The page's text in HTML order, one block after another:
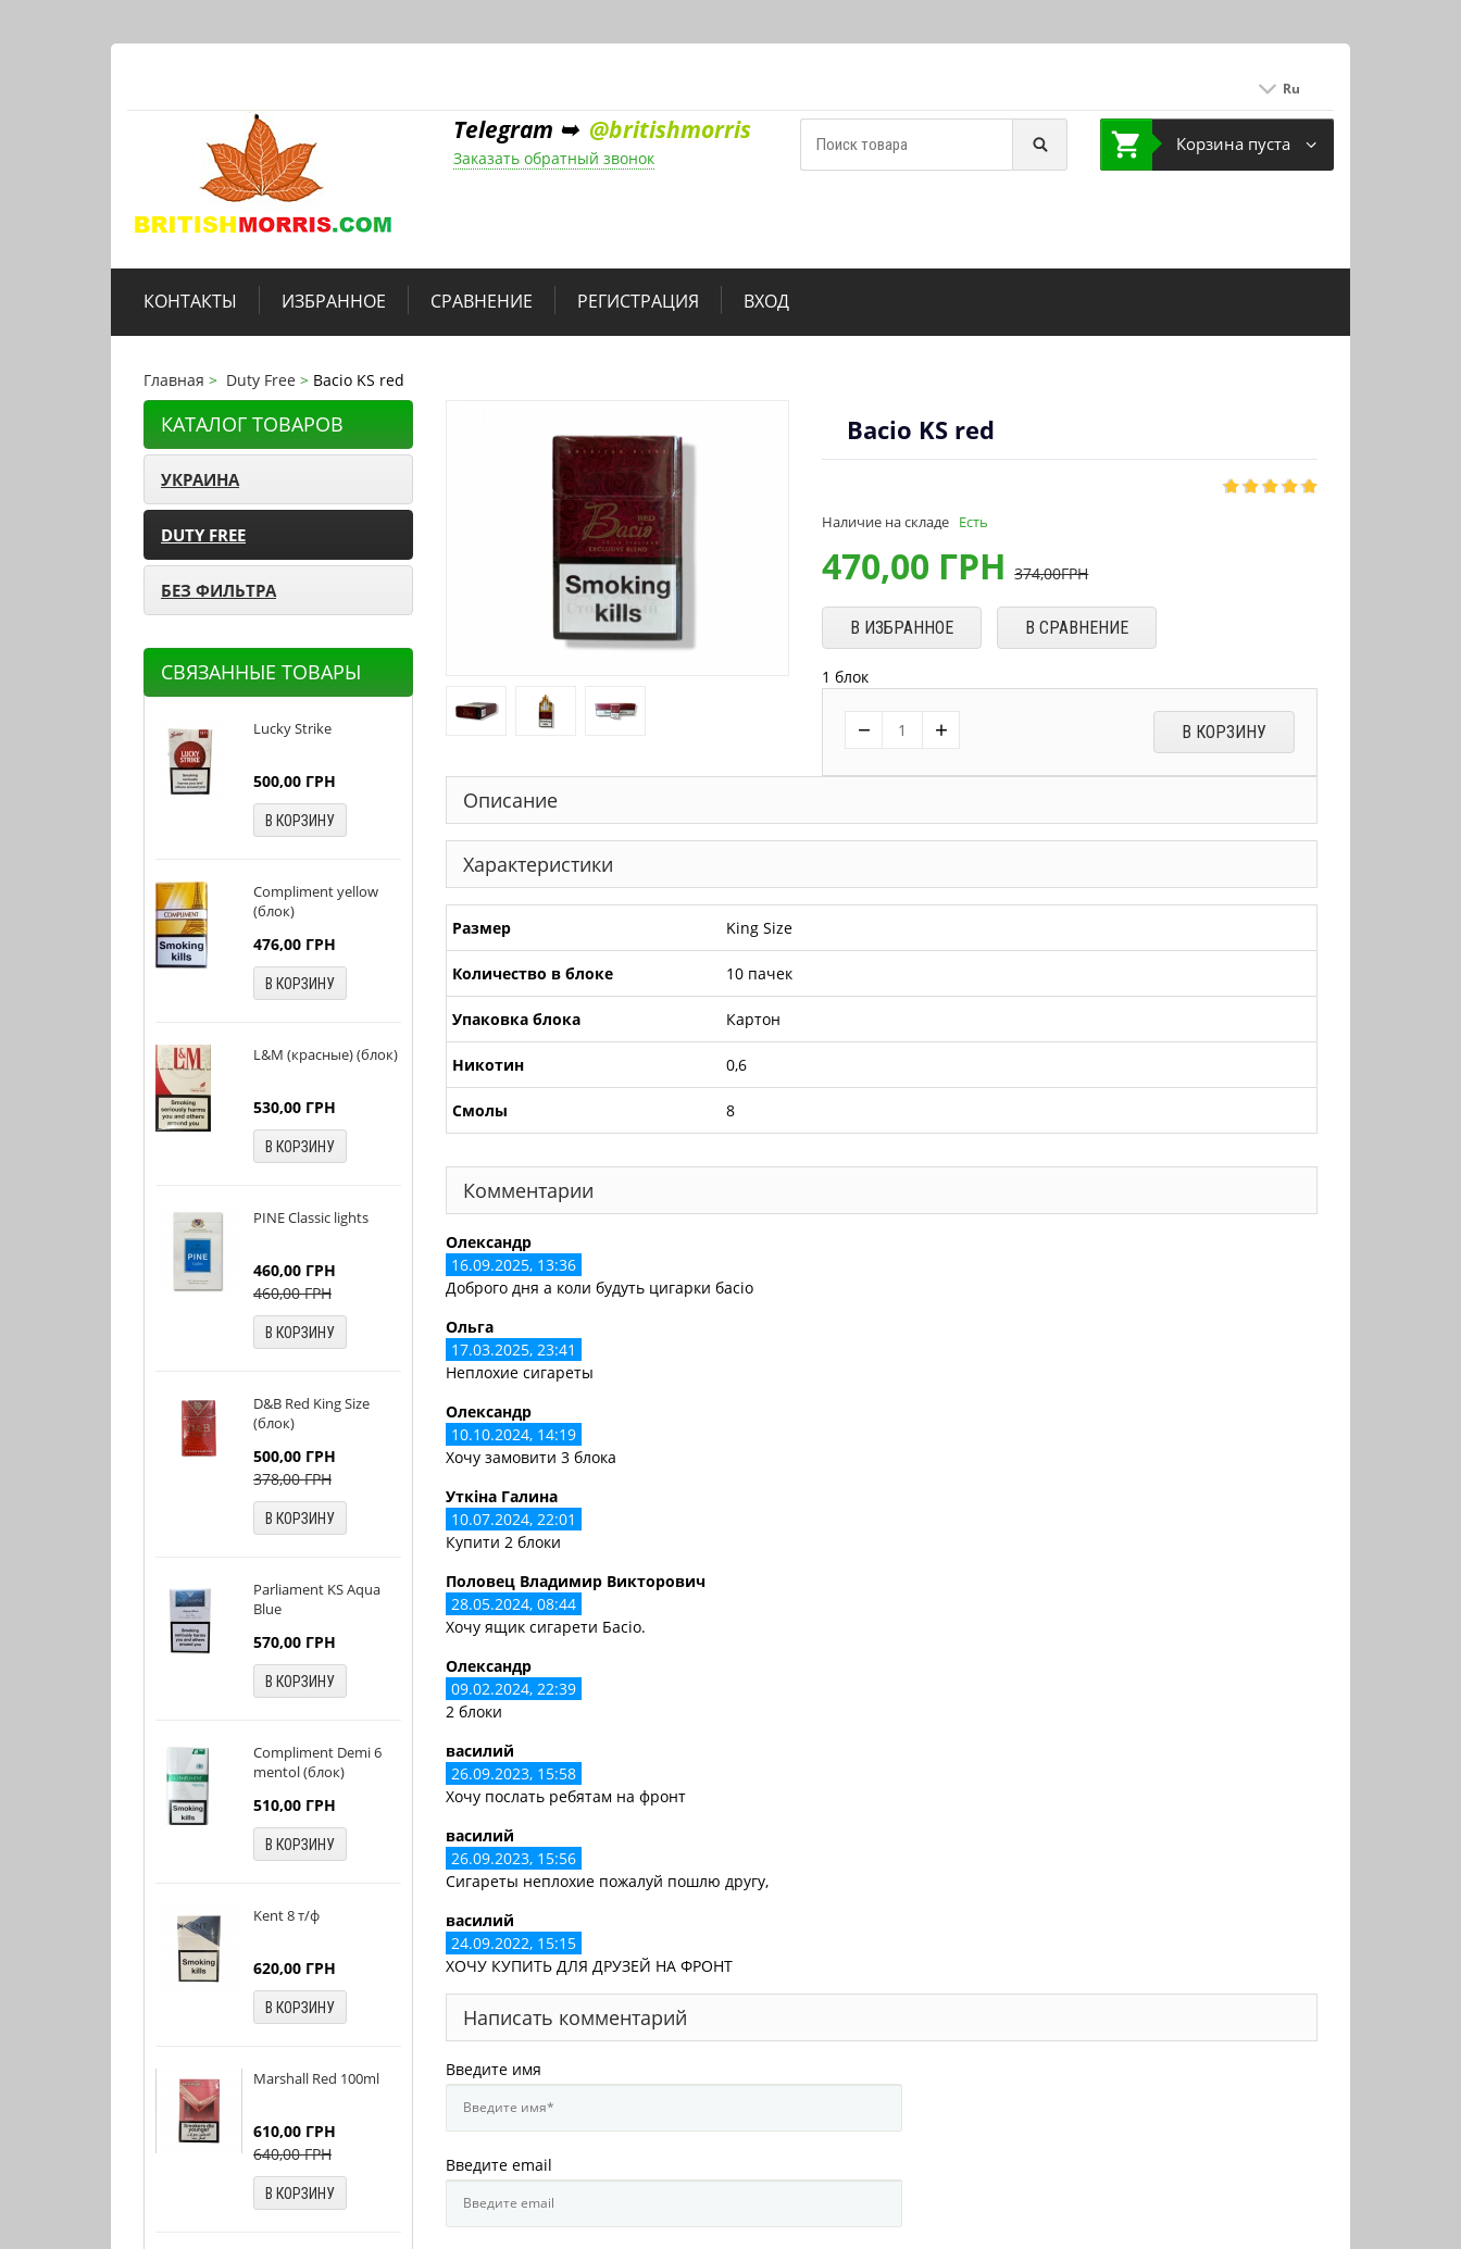
Ru
Telegram ➥ @britishmorris
Заказать обратный звонок
Корзина пуста
КОНТАКТЫ ИЗБРАННОЕ СРАВНЕНИЕ РЕГИСТРАЦИЯ ВХОД
Главная Duty Free Bacio KS red
КАТАЛОГ ТОВАРОВ
УКРАИНА
DUTY FREE
БЕЗ ФИЛЬТРА
СВЯЗАННЫЕ ТОВАРЫ
Lucky Strike
500,00 ГРН
В КОРЗИНУ
Compliment yellow
(блок)
476,00 ГРН
В КОРЗИНУ
L&M (красные) (блок)
530,00 ГРН
В КОРЗИНУ
PINE Сlassic lights
460,00 ГРН
460,00ГРН
В КОРЗИНУ
D&B Red King Size
(блок)
500,00 ГРН
378,00ГРН
В КОРЗИНУ
Parliament KS Aqua
Blue
570,00 ГРН
В КОРЗИНУ
Compliment Demi 6
mentol (блок)
510,00 ГРН
В КОРЗИНУ
Kent 8 т/ф
620,00 ГРН
В КОРЗИНУ
Marshall Red 100ml
610,00 ГРН
640,00ГРН
В КОРЗИНУ
Bacio KS red
Наличие на складе Есть
470,00 ГРН374,00ГРН
В ИЗБРАННОЕ В СРАВНЕНИЕ
1 блок
− + В КОРЗИНУ
Описание
Характеристики
Размер King Size
Количество в блоке 10 пачек
Упаковка блока Картон
Никотин 0,6
Смолы 8
Комментарии
Олександр
16.09.2025, 13:36
Доброго дня а коли будуть цигарки басіо
Ольга
17.03.2025, 23:41
Неплохие сигареты
Олександр
10.10.2024, 14:19
Хочу замовити 3 блока
Уткіна Галина
10.07.2024, 22:01
Купити 2 блоки
Половец Владимир Викторович
28.05.2024, 08:44
Хочу ящик сигарети Басіо.
Олександр
09.02.2024, 22:39
2 блоки
василий
26.09.2023, 15:58
Хочу послать ребятам на фронт
василий
26.09.2023, 15:56
Cигареты неплохие пожалуй пошлю другу,
василий
24.09.2022, 15:15
ХОЧУ КУПИТЬ ДЛЯ ДРУЗЕЙ НА ФРОНТ
Написать комментарий
Введите имя
Введите email